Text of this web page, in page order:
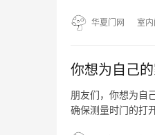
华夏门网 室内
你想为自己
朋友们，你想为自
确保测量时门的打